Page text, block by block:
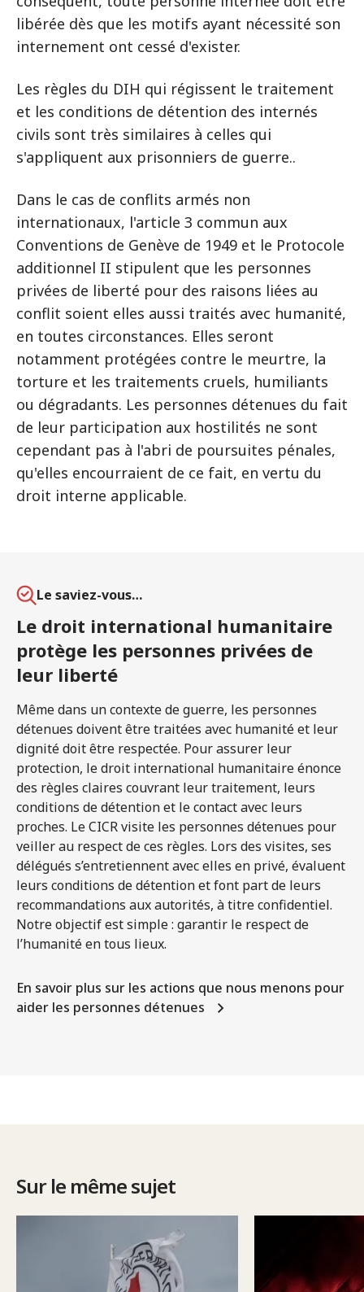
libérée dès que les motifs ayant nécessité son
internement ont cessé d'exister.
Les règles du DIH qui régissent le traitement
et les conditions de détention des internés
civils sont très similaires à celles qui
s'appliquent aux prisonniers de guerre..
Dans le cas de conflits armés non
internationaux, l'article 3 commun aux
Conventions de Genève de 1949 et le Protocole
additionnel II stipulent que les personnes
privées de liberté pour des raisons liées au
conflit soient elles aussi traités avec humanité,
en toutes circonstances. Elles seront
notamment protégées contre le meurtre, la
torture et les traitements cruels, humiliants
ou dégradants. Les personnes détenues du fait
de leur participation aux hostilités ne sont
cependant pas à l'abri de poursuites pénales,
qu'elles encourraient de ce fait, en vertu du
droit interne applicable.
Le saviez-vous…
Le droit international humanitaire
protège les personnes privées de
leur liberté
Même dans un contexte de guerre, les personnes
détenues doivent être traitées avec humanité et leur
dignité doit être respectée. Pour assurer leur
protection, le droit international humanitaire énonce
des règles claires couvrant leur traitement, leurs
conditions de détention et le contact avec leurs
proches. Le CICR visite les personnes détenues pour
veiller au respect de ces règles. Lors des visites, ses
délégués s’entretiennent avec elles en privé, évaluent
leurs conditions de détention et font part de leurs
recommandations aux autorités, à titre confidentiel.
Notre objectif est simple : garantir le respect de
l’humanité en tous lieux.
En savoir plus sur les actions que nous menons pour
aider les personnes détenues
Sur le même sujet